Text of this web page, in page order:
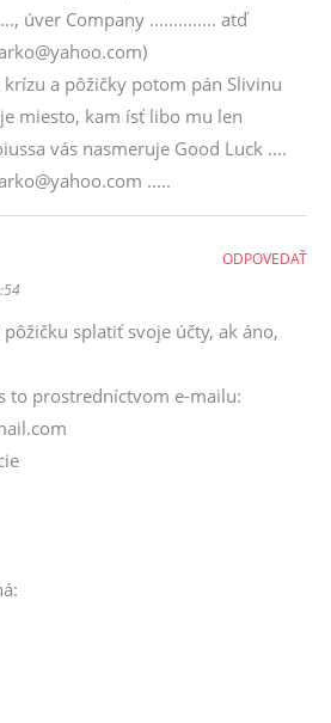
úver Company .............. atď
a pôžičky potom pán Slivinu
miesto, kam ísť libo mu len
vás nasmeruje Good Luck ....
.....
splatiť svoje účty, ak áno,
to prostredníctvom e-mailu:
ODPOVEDAŤ